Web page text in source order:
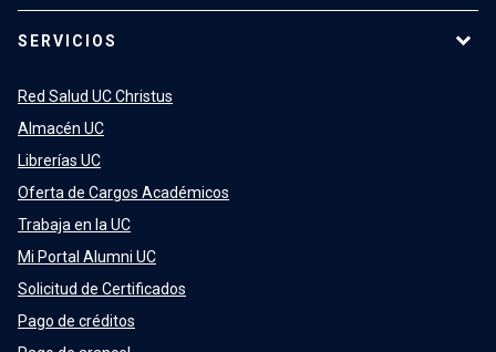
SERVICIOS
Red Salud UC Christus
Almacén UC
Librerías UC
Oferta de Cargos Académicos
Trabaja en la UC
Mi Portal Alumni UC
Solicitud de Certificados
Pago de créditos